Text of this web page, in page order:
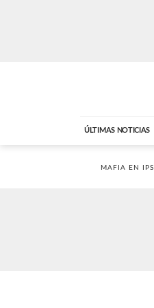
ÚLTIMAS NOTICIAS
MAFIA EN IPS